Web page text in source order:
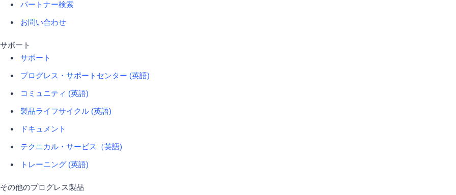
パートナー検索
お問い合わせ
サポート
サポート
プログレス・サポートセンター (英語)
コミュニティ (英語)
製品ライフサイクル (英語)
ドキュメント
テクニカル・サービス（英語)
トレーニング (英語)
その他のプログレス製品